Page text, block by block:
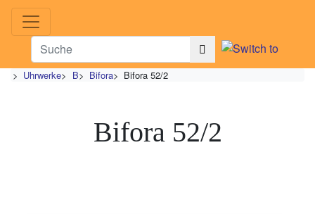
> Uhrwerke> B> Bifora> Bifora 52/2
Bifora 52/2